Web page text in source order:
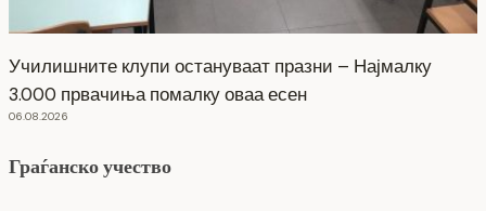
Училишните клупи остануваат празни – Најмалку
3.000 првачиња помалку оваа есен
06.08.2026
Граѓанско учество